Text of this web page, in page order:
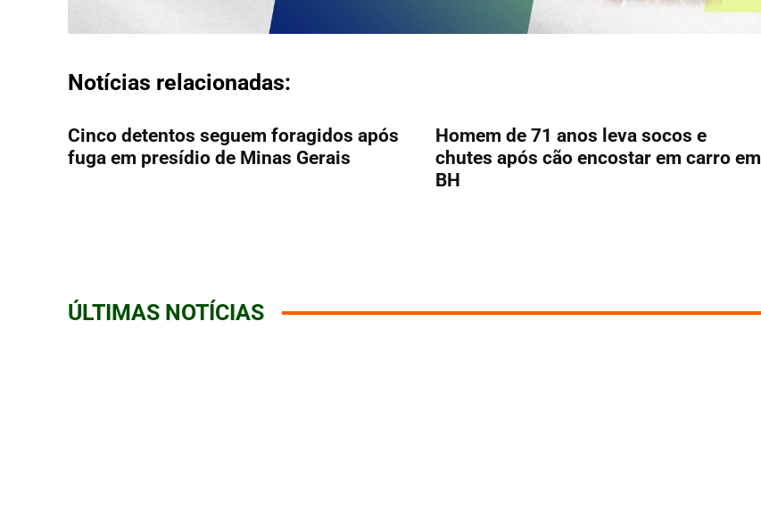
Notícias relacionadas:
Cinco detentos seguem foragidos após
fuga em presídio de Minas Gerais
Homem de 71 anos leva socos e
chutes após cão encostar em carro em
BH
ÚLTIMAS NOTÍCIAS